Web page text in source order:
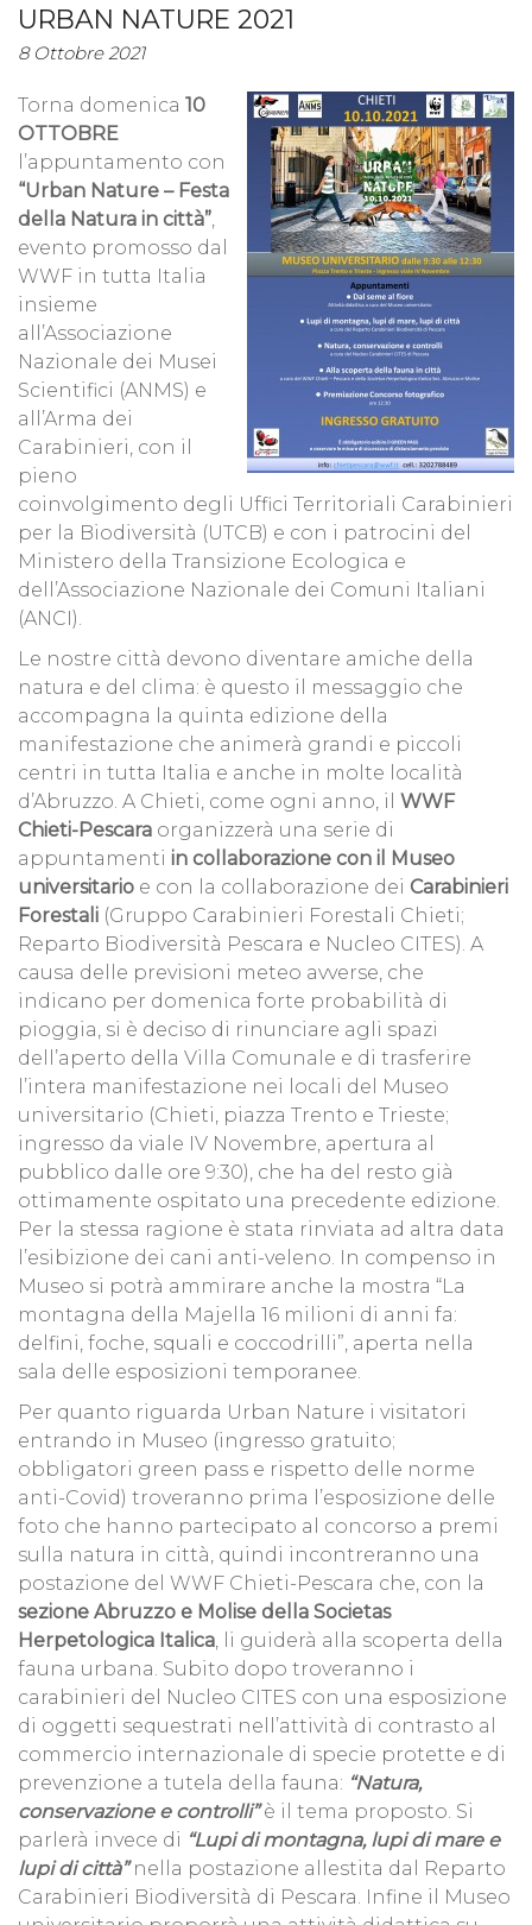
URBAN NATURE 2021
8 Ottobre 2021
Torna domenica 10
OTTOBRE
l’appuntamento con
“Urban Nature – Festa
della Natura in città”,
evento promosso dal
WWF in tutta Italia
insieme
all’Associazione
Nazionale dei Musei
Scientifici (ANMS) e
all’Arma dei
Carabinieri, con il
pieno
coinvolgimento degli Uffici Territoriali Carabinieri
per la Biodiversità (UTCB) e con i patrocini del
Ministero della Transizione Ecologica e
dell’Associazione Nazionale dei Comuni Italiani
(ANCI).
Le nostre città devono diventare amiche della
natura e del clima: è questo il messaggio che
accompagna la quinta edizione della
manifestazione che animerà grandi e piccoli
centri in tutta Italia e anche in molte località
d’Abruzzo. A Chieti, come ogni anno, il WWF
Chieti-Pescara organizzerà una serie di
appuntamenti in collaborazione con il Museo
universitario e con la collaborazione dei Carabinieri
Forestali (Gruppo Carabinieri Forestali Chieti;
Reparto Biodiversità Pescara e Nucleo CITES). A
causa delle previsioni meteo avverse, che
indicano per domenica forte probabilità di
pioggia, si è deciso di rinunciare agli spazi
dell’aperto della Villa Comunale e di trasferire
l’intera manifestazione nei locali del Museo
universitario (Chieti, piazza Trento e Trieste;
ingresso da viale IV Novembre, apertura al
pubblico dalle ore 9:30), che ha del resto già
ottimamente ospitato una precedente edizione.
Per la stessa ragione è stata rinviata ad altra data
l’esibizione dei cani anti-veleno. In compenso in
Museo si potrà ammirare anche la mostra “La
montagna della Majella 16 milioni di anni fa:
delfini, foche, squali e coccodrilli”, aperta nella
sala delle esposizioni temporanee.
Per quanto riguarda Urban Nature i visitatori
entrando in Museo (ingresso gratuito;
obbligatori green pass e rispetto delle norme
anti-Covid) troveranno prima l’esposizione delle
foto che hanno partecipato al concorso a premi
sulla natura in città, quindi incontreranno una
postazione del WWF Chieti-Pescara che, con la
sezione Abruzzo e Molise della Societas
Herpetologica Italica, li guiderà alla scoperta della
fauna urbana. Subito dopo troveranno i
carabinieri del Nucleo CITES con una esposizione
di oggetti sequestrati nell’attività di contrasto al
commercio internazionale di specie protette e di
prevenzione a tutela della fauna: “Natura,
conservazione e controlli”è il tema proposto. Si
parlerà invece di “Lupi di montagna, lupi di mare e
lupi di città”nella postazione allestita dal Reparto
Carabinieri Biodiversità di Pescara. Infine il Museo